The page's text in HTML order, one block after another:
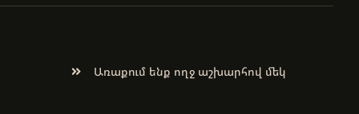
Առաքում ենք ողջ աշխարհով մեկ